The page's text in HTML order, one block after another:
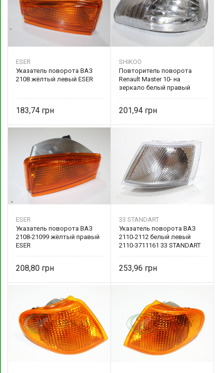
ESER
Указатель поворота ВАЗ
2108 жёлтый левый ESER
183,74
SHIKOO
Повторитель поворота
Renault Master 10- на
зеркало белый правый
201,94
ESER
Указатель поворота ВАЗ
2108-21099 жёлтый правый
ESER
208,80
33 STANDART
Указатель поворота ВАЗ
2110-2112 белый левый
2110-3711161 33 STANDART
253,96